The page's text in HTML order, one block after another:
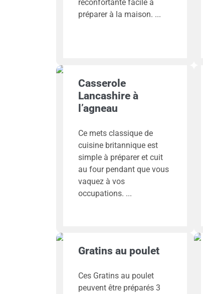
réconfortante facile à
préparer à la maison.
Casserole
Lancashire à
l’agneau
Ce mets classique de
cuisine britannique est
simple à préparer et cuit
au four pendant que vous
vaquez à vos
occupations.
Gratins au poulet
Ces Gratins au poulet
peuvent être préparés 3